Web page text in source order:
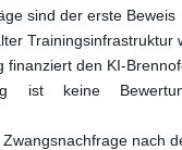
sind der erste Beweis
Trainingsinfrastruktur
finanziert den KI-
ist keine
nach